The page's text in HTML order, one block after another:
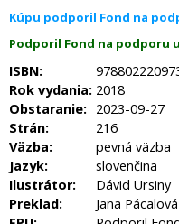
Kúpu podporil Fond na
Podporil Fond na podporu
ISBN:
Rok vydania: 2018
Obstaranie: 2023-09-27
Strán:
216
Väzba:
pevná väzba
Jazyk:
slovenčina
Ilustrátor:
Dávid Ursiny
Preklad:
Jana Pácalová